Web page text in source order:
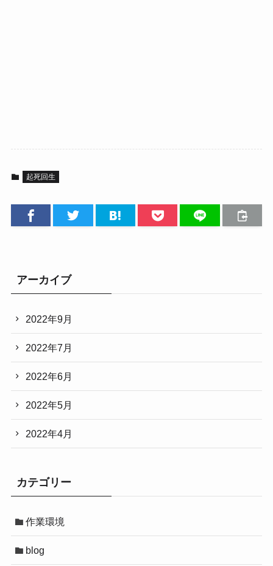
起死回生
アーカイブ
2022年9月
2022年7月
2022年6月
2022年5月
2022年4月
カテゴリー
作業環境
blog